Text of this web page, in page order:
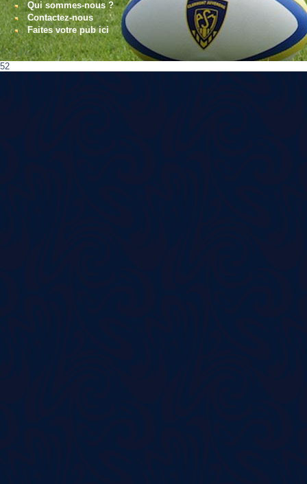
Qui sommes-nous ?
Contactez-nous
Faites votre pub ici
52